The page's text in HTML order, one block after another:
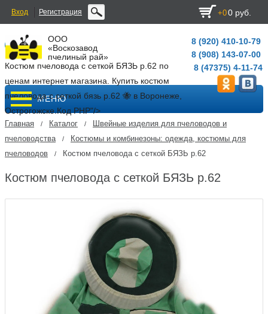
Вход Регистрация +00 руб.
ООО
«Воскозавод
пчелиный рай»
Костюм пчеловода с сеткой БЯЗЬ р.62 по
ценам интернет магазина. Купить костюм
пчеловода с сеткой бязь р.62 🐝 в Воронеже,
Острогожске. Код PHP"/>
8 (920) 410-10-79
8 (908) 143-07-00
8 (47375) 4-11-74
МЕНЮ
Главная / Каталог /
Швейные изделия для пчеловодов и
пчеловодства
/
Костюмы и комбинезоны: одежда, костюмы для
пчеловодов
/ Костюм пчеловода с сеткой БЯЗЬ р.62
Костюм пчеловода с сеткой БЯЗЬ р.62